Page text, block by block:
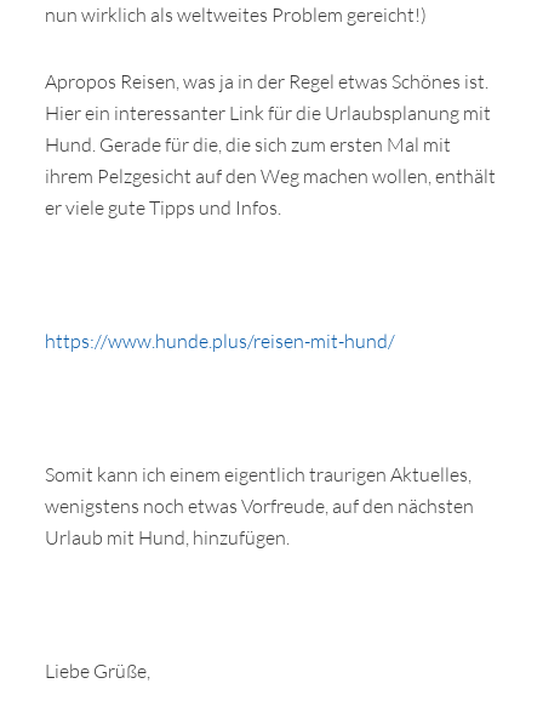
nun wirklich als weltweites Problem gereicht!)
Apropos Reisen, was ja in der Regel etwas Schönes ist.
Hier ein interessanter Link für die Urlaubsplanung mit
Hund. Gerade für die, die sich zum ersten Mal mit
ihrem Pelzgesicht auf den Weg machen wollen, enthält
er viele gute Tipps und Infos.
https://www.hunde.plus/reisen-mit-hund/
Somit kann ich einem eigentlich traurigen Aktuelles,
wenigstens noch etwas Vorfreude, auf den nächsten
Urlaub mit Hund, hinzufügen.
Liebe Grüße,